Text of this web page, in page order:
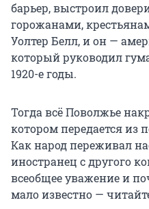
барьер, выстроил
горожанами,
Уолтер Белл, и он —
который руководил
1920-е годы.
Тогда всё Поволжье
котором передается из
Как народ переживал
иностранец с другого
всеобщее уважение и
мало известно —